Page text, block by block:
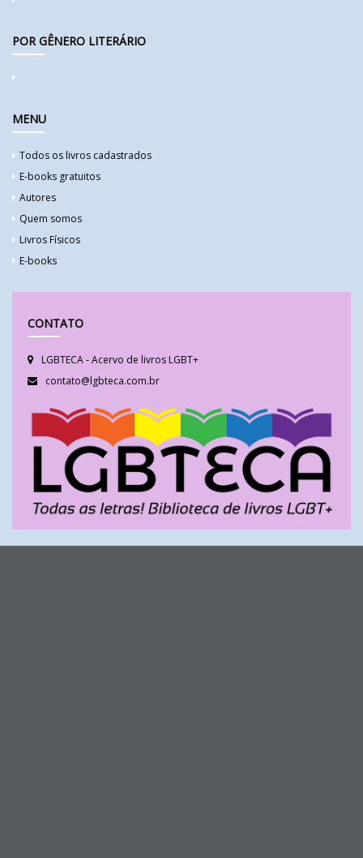
POR GÊNERO LITERÁRIO
MENU
Todos os livros cadastrados
E-books gratuitos
Autores
Quem somos
Livros Físicos
E-books
CONTATO
LGBTECA - Acervo de livros LGBT+
contato@lgbteca.com.br